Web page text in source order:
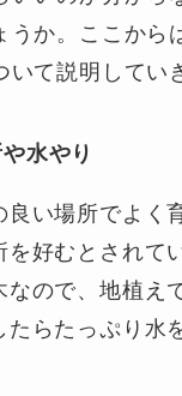
うか。ここから
いて説明してい
水やり
良い場所でよく
を好むとされて
なので、地植え
らたっぷり水